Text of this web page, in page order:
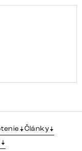
Články